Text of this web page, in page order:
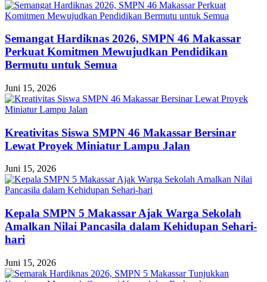
Semangat Hardiknas 2026, SMPN 46 Makassar
Perkuat Komitmen Mewujudkan Pendidikan
Bermutu untuk Semua
Juni 15, 2026
Kreativitas Siswa SMPN 46 Makassar Bersinar
Lewat Proyek Miniatur Lampu Jalan
Juni 15, 2026
Kepala SMPN 5 Makassar Ajak Warga Sekolah
Amalkan Nilai Pancasila dalam Kehidupan Sehari-
hari
Juni 15, 2026